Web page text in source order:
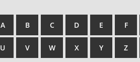
A B C D E F
U V W X Y Z